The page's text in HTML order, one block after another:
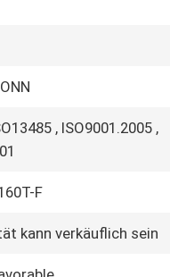
, ISO9001.2005 ,
F
kann verkäuflich sein